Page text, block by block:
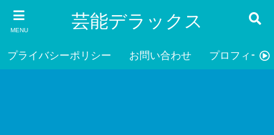
MENU 芸能デラックス
プライバシーポリシー お問い合わせ プロフィール